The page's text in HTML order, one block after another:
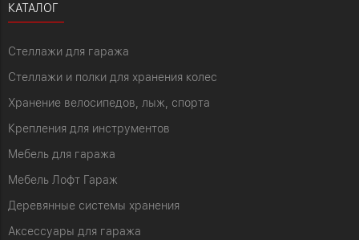
КАТАЛОГ
Стеллажи для гаража
Стеллажи и полки для хранения колес
Хранение велосипедов, лыж, спорта
Крепления для инструментов
Мебель для гаража
Мебель Лофт Гараж
Деревянные системы хранения
Аксессуары для гаража